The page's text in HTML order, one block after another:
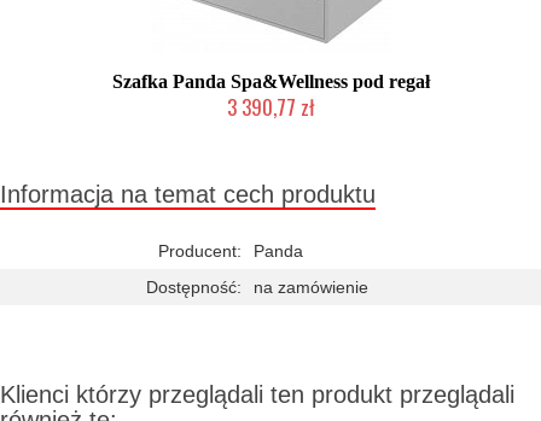
Szafka Panda Spa&Wellness pod regał
3 390,77 zł
Informacja na temat cech produktu
Producent:
Panda
Dostępność:
na zamówienie
Klienci którzy przeglądali ten produkt przeglądali